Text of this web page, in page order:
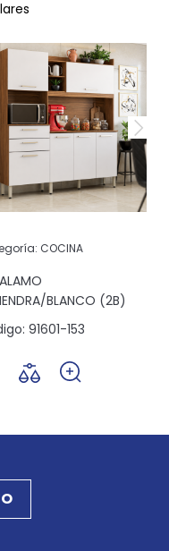
COCINA
BLANCO (2B)
91601-153